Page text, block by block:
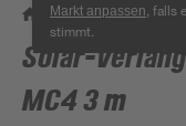
Markt anpassen , falls
stimmt.
/ Bauen &
Solar-
MC4 3 m